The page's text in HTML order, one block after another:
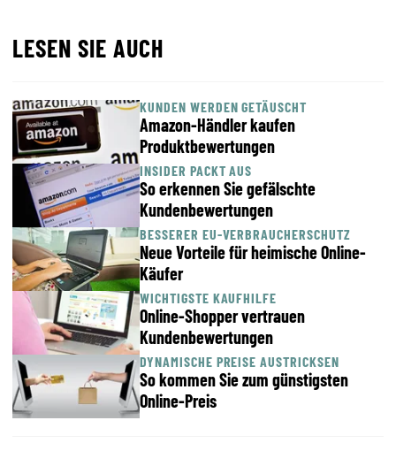
LESEN SIE AUCH
KUNDEN WERDEN GETÄUSCHT
Amazon-Händler kaufen
Produktbewertungen
INSIDER PACKT AUS
So erkennen Sie gefälschte
Kundenbewertungen
BESSERER EU-VERBRAUCHERSCHUTZ
Neue Vorteile für heimische Online-
Käufer
WICHTIGSTE KAUFHILFE
Online-Shopper vertrauen
Kundenbewertungen
DYNAMISCHE PREISE AUSTRICKSEN
So kommen Sie zum günstigsten
Online-Preis